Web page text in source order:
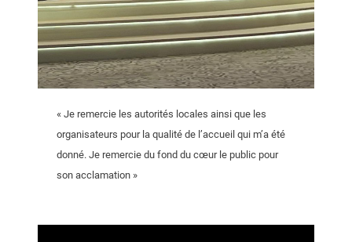
« Je remercie les autorités locales ainsi que les
organisateurs pour la qualité de l’accueil qui m’a été
donné. Je remercie du fond du cœur le public pour
son acclamation »